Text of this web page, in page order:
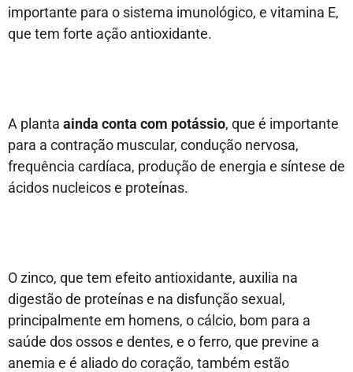
importante para o sistema imunológico, e vitamina E,
que tem forte ação antioxidante.
A planta ainda conta com potássio, que é importante
para a contração muscular, condução nervosa,
frequência cardíaca, produção de energia e síntese de
ácidos nucleicos e proteínas.
O zinco, que tem efeito antioxidante, auxilia na
digestão de proteínas e na disfunção sexual,
principalmente em homens, o cálcio, bom para a
saúde dos ossos e dentes, e o ferro, que previne a
anemia e é aliado do coração, também estão